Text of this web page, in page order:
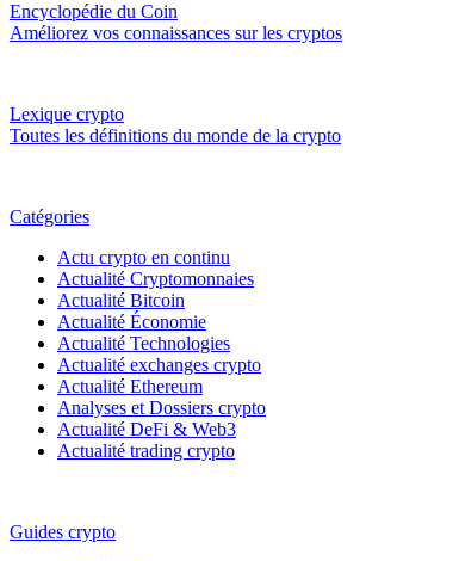
Encyclopédie du Coin
Améliorez vos connaissances sur les cryptos
Lexique crypto
Toutes les définitions du monde de la crypto
Catégories
Actu crypto en continu
Actualité Cryptomonnaies
Actualité Bitcoin
Actualité Économie
Actualité Technologies
Actualité exchanges crypto
Actualité Ethereum
Analyses et Dossiers crypto
Actualité DeFi & Web3
Actualité trading crypto
Guides crypto